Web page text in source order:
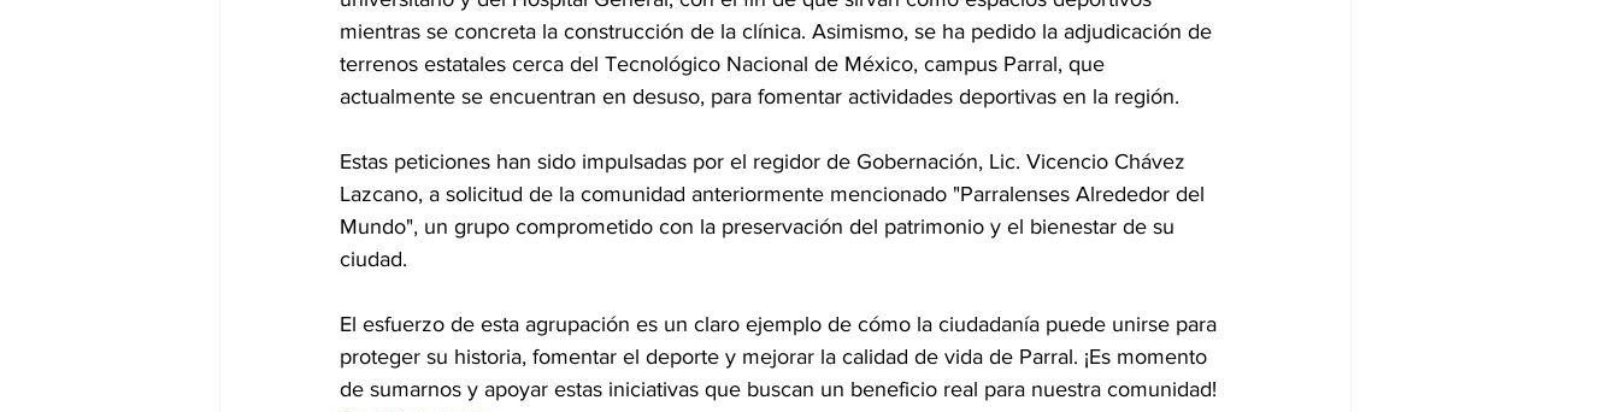
mientras se concreta la construcción de la clínica. Asimismo, se ha pedido la adjudicación de
terrenos estatales cerca del Tecnológico Nacional de México, campus Parral, que
actualmente se encuentran en desuso, para fomentar actividades deportivas en la región.
Estas peticiones han sido impulsadas por el regidor de Gobernación, Lic. Vicencio Chávez
Lazcano, a solicitud de la comunidad anteriormente mencionado "Parralenses Alrededor del
Mundo", un grupo comprometido con la preservación del patrimonio y el bienestar de su
ciudad.
El esfuerzo de esta agrupación es un claro ejemplo de cómo la ciudadanía puede unirse para
proteger su historia, fomentar el deporte y mejorar la calidad de vida de Parral. ¡Es momento
de sumarnos y apoyar estas iniciativas que buscan un beneficio real para nuestra comunidad!